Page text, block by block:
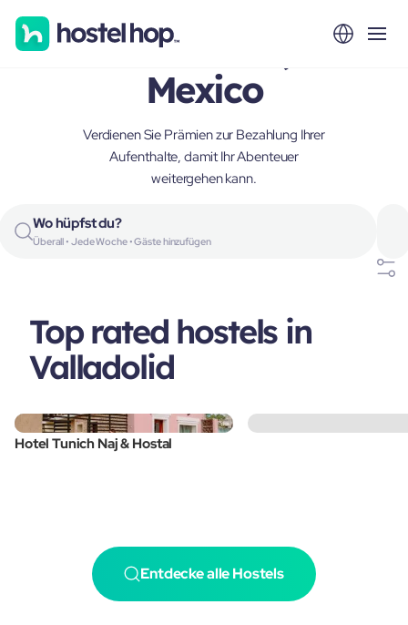
Valladolid,
Mexico
Verdienen Sie Prämien zur Bezahlung Ihrer
Aufenthalte, damit Ihr Abenteuer
weitergehen kann.
Wo hüpfst du?
Überall • Jede Woche • Gäste hinzufügen
Top rated hostels in
Valladolid
Hotel Tunich Naj & Hostal
Entdecke alle Hostels